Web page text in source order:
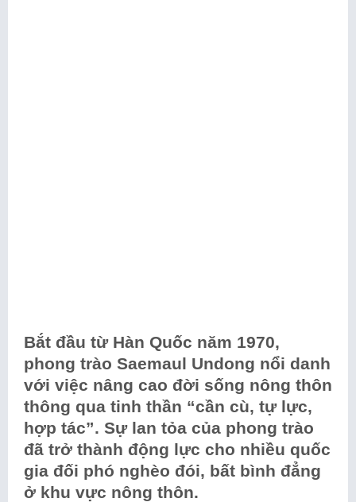
Bắt đầu từ Hàn Quốc năm 1970,
phong trào Saemaul Undong nổi danh
với việc nâng cao đời sống nông thôn
thông qua tinh thần “cần cù, tự lực,
hợp tác”. Sự lan tỏa của phong trào
đã trở thành động lực cho nhiều quốc
gia đối phó nghèo đói, bất bình đẳng
ở khu vực nông thôn.